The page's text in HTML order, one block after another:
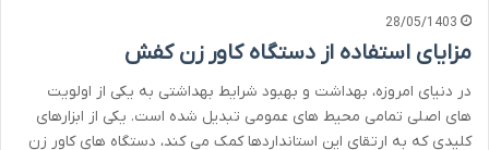
28/05/1403
مزایای استفاده از دستگاه کاور زن کفش
در دنیای امروزه، بهداشت و بهبود شرایط بهداشتی به یکی از اولویت
های اصلی تمامی محیط های عمومی تبدیل شده است. یکی از ابزارهای
کلیدی که به ارتقای این استانداردها کمک می کند، دستگاه های کاور زن